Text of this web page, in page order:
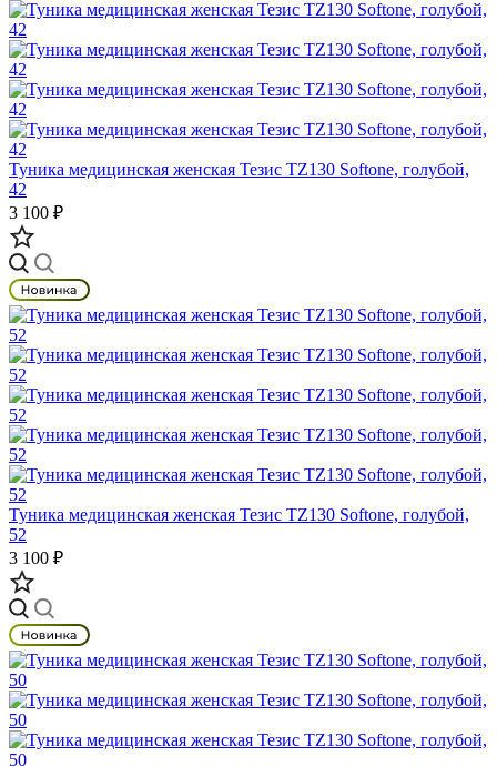
Туника медицинская женская Тезис TZ130 Softone, голубой,
42
3 100 ₽
Туника медицинская женская Тезис TZ130 Softone, голубой,
52
3 100 ₽